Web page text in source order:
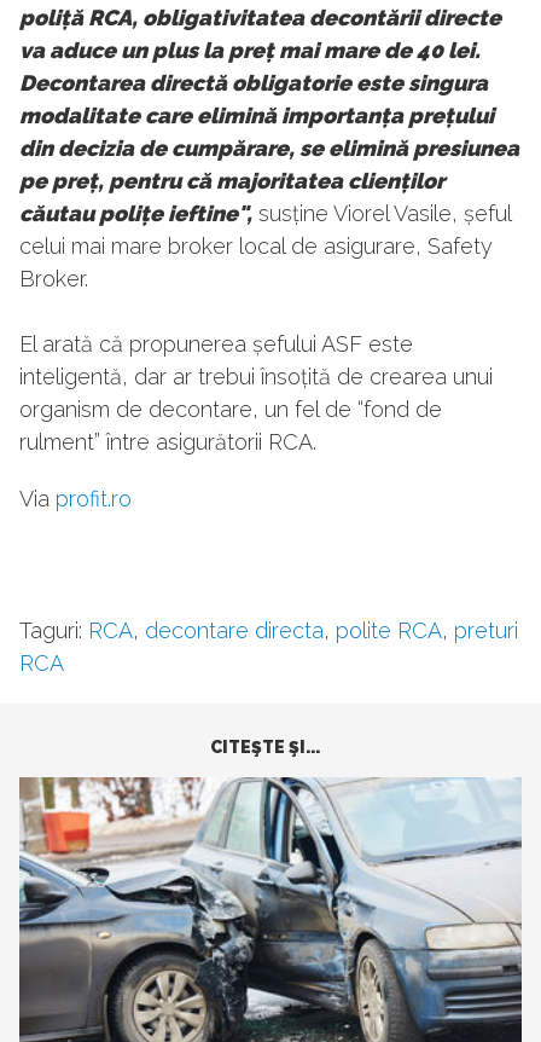
poliță RCA, obligativitatea decontării directe
va aduce un plus la preț mai mare de 40 lei.
Decontarea directă obligatorie este singura
modalitate care elimină importanța prețului
din decizia de cumpărare, se elimină presiunea
pe preț, pentru că majoritatea clienților
căutau polițe ieftine", susține Viorel Vasile, șeful
celui mai mare broker local de asigurare, Safety
Broker.
El arată că propunerea șefului ASF este
inteligentă, dar ar trebui însoțită de crearea unui
organism de decontare, un fel de “fond de
rulment” între asigurătorii RCA.
Via profit.ro
Taguri: RCA, decontare directa, polite RCA, preturi
RCA
CITEŞTE ŞI...